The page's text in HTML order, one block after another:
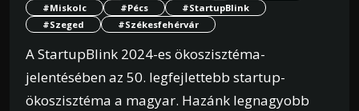
#Miskolc
#Pécs
#StartupBlink
#Szeged
#Székesfehérvár
A StartupBlink 2024-es ökoszisztéma-
jelentésében az 50. legfejlettebb startup-
ökoszisztéma a magyar. Hazánk legnagyobb